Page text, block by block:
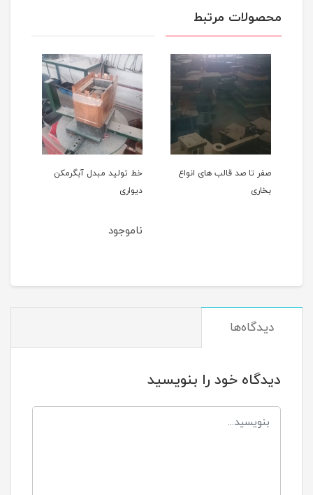
محصولات مرتبط
صفر تا صد قالب های انواع
بخاری
خط تولید مبدل آبگرمکن
دیواری
ناموجود
دیدگاه‌ها
دیدگاه خود را بنویسید